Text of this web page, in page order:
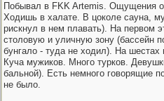
Побывал в FKK Artemis. Ощущения
Ходишь в халате. В цоколе сауна,
рискнул в нем плавать). На первом
столовую и уличную зону (бассейн
бунгало - туда не ходил). На шестах
Куча мужиков. Много турков.
бальной). Есть немного говорящие
не было.